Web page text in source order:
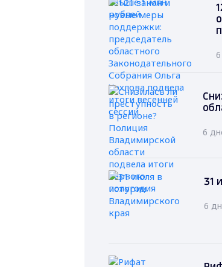
6
31
6